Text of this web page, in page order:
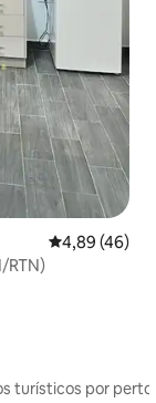
4,89 de uma
4,89 (46)
RTN)
turísticos por perto